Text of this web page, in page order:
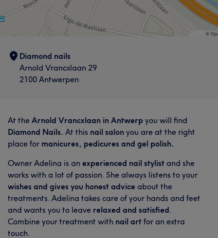
Diamond nails
Arnold Vrancxlaan 29
2100 Antwerpen
At the Arnold Vrancxlaan in Antwerp you will find
Diamond Nails. At this nail salon you are at the right
place for manicures, pedicures and gel polish.
Owner Adelina is an experienced nail stylist and she
works with a lot of passion. She always listens to your
wishes and gives you honest advice about the
treatments. Adelina takes care of your hands and feet
and wants you to leave relaxed and satisfied.
Combine your treatment with nail art for an extra
touch.